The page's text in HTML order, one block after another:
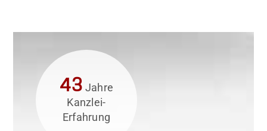
43 Jahre
Kanzlei-
Erfahrung